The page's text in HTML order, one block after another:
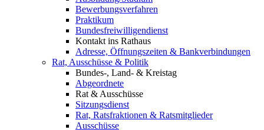
Bewerbungsverfahren
Praktikum
Bundesfreiwilligendienst
Kontakt ins Rathaus
Adresse, Öffnungszeiten & Bankverbindungen
Rat, Ausschüsse & Politik
Bundes-, Land- & Kreistag
Abgeordnete
Rat & Ausschüsse
Sitzungsdienst
Rat, Ratsfraktionen & Ratsmitglieder
Ausschüsse